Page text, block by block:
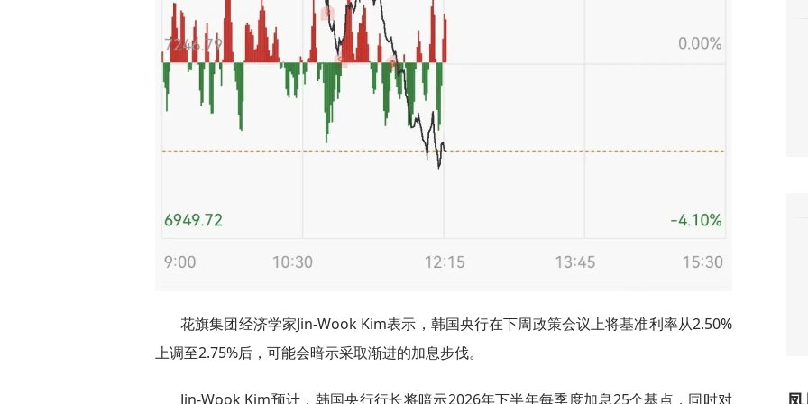
花旗集团经济学家Jin-Wook Kim表示，韩国央行在下周政策会议上将基准利率从2.50%
上调至2.75%后，可能会暗示采取渐进的加息步伐。
Jin-Wook Kim预计，韩国央行行长将暗示2026年下半年每季度加息25个基点，同时对